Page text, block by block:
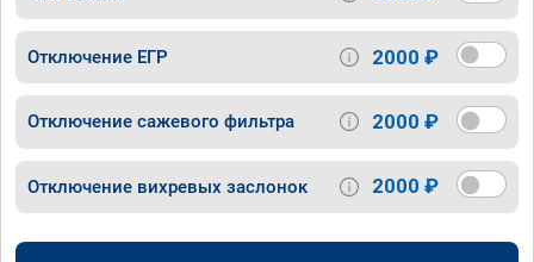
Отключение ЕГР 2000 ₽
Отключение сажевого фильтра 2000 ₽
Отключение вихревых заслонок 2000 ₽